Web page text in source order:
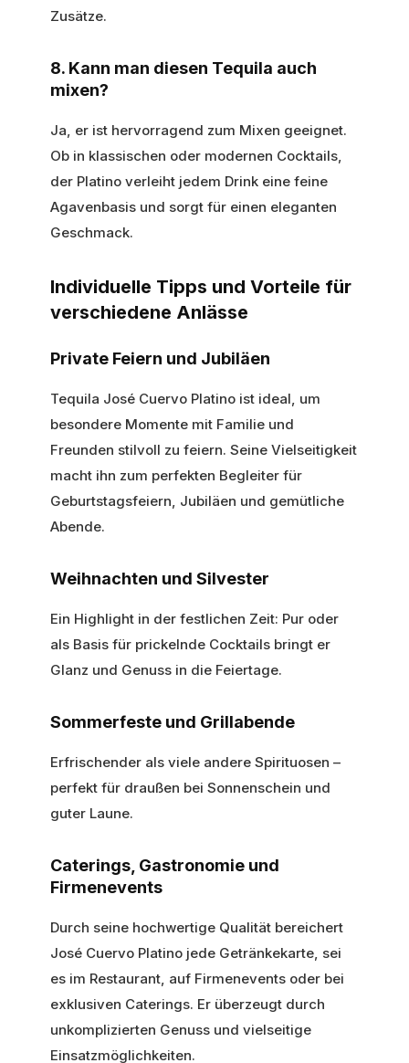
Zusätze.
8. Kann man diesen Tequila auch
mixen?
Ja, er ist hervorragend zum Mixen geeignet.
Ob in klassischen oder modernen Cocktails,
der Platino verleiht jedem Drink eine feine
Agavenbasis und sorgt für einen eleganten
Geschmack.
Individuelle Tipps und Vorteile für
verschiedene Anlässe
Private Feiern und Jubiläen
Tequila José Cuervo Platino ist ideal, um
besondere Momente mit Familie und
Freunden stilvoll zu feiern. Seine Vielseitigkeit
macht ihn zum perfekten Begleiter für
Geburtstagsfeiern, Jubiläen und gemütliche
Abende.
Weihnachten und Silvester
Ein Highlight in der festlichen Zeit: Pur oder
als Basis für prickelnde Cocktails bringt er
Glanz und Genuss in die Feiertage.
Sommerfeste und Grillabende
Erfrischender als viele andere Spirituosen –
perfekt für draußen bei Sonnenschein und
guter Laune.
Caterings, Gastronomie und
Firmenevents
Durch seine hochwertige Qualität bereichert
José Cuervo Platino jede Getränkekarte, sei
es im Restaurant, auf Firmenevents oder bei
exklusiven Caterings. Er überzeugt durch
unkomplizierten Genuss und vielseitige
Einsatzmöglichkeiten.